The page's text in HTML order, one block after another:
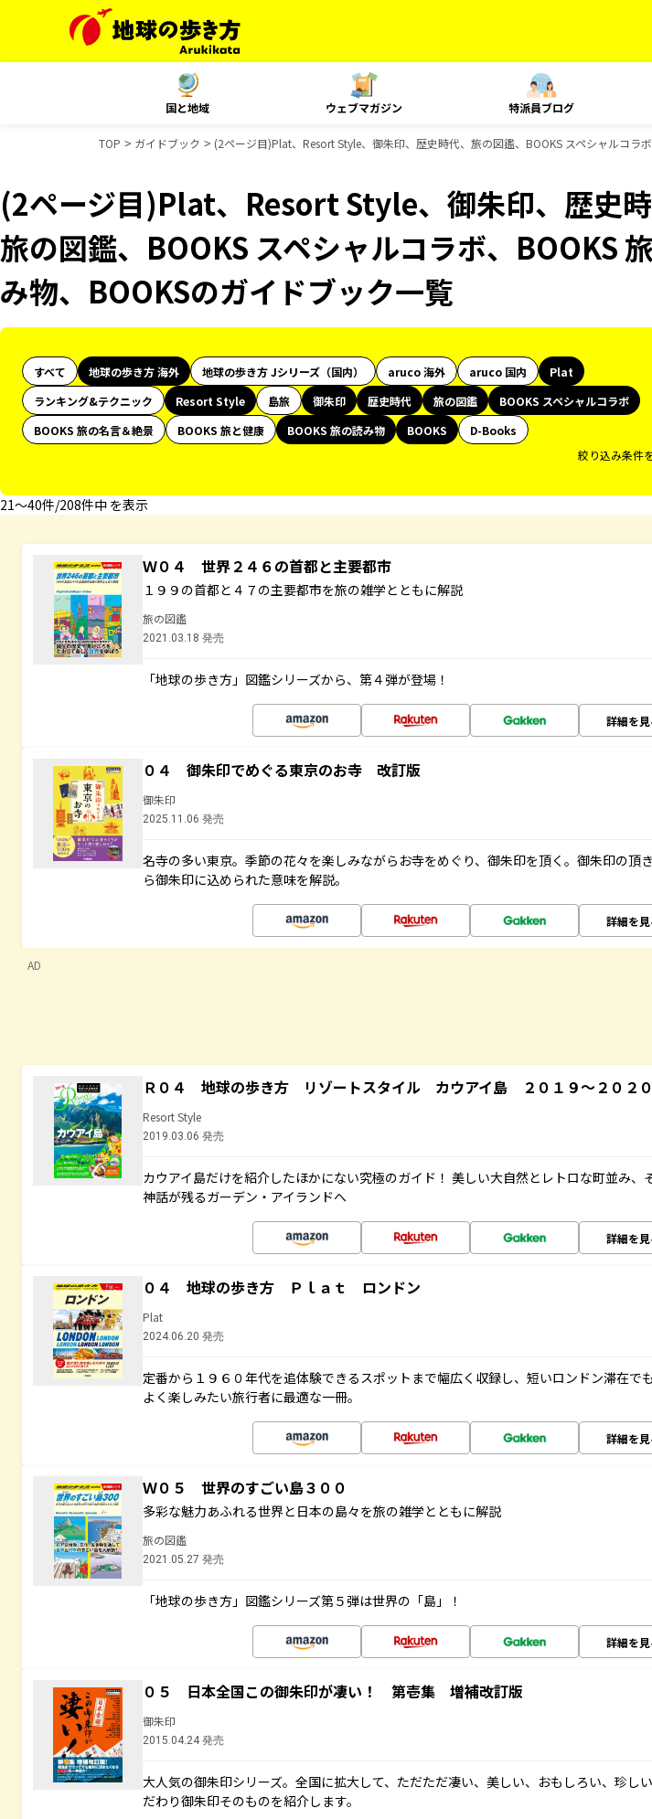
国と地域 ウェブマガジン 特派員ブログ
TOP ガイドブック (2ページ目)Plat、Resort Style、御朱印、歴史時代、旅の図鑑、BOOKS スペシャルコラ
(2ページ目)Plat、Resort Style、御朱印、歴史時
旅の図鑑、BOOKS スペシャルコラボ、BOOKS
み物、BOOKSのガイドブック一覧
すべて 地球の歩き方 海外 地球の歩き方 Jシリーズ（国内） aruco 海外 aruco 国内
Plat
ランキング&テクニック
Resort Style 島旅 御朱印 歴史時代 旅の図鑑
BOOKS スペシャルコラボ
BOOKS 旅の名言＆絶景
BOOKS 旅と健康 BOOKS 旅の読み物 BOOKS
D-Books
絞り込み条件
21〜40件/208件中 を表示
Ｗ０４ 世界２４６の首都と主要都市
１９９の首都と４７の主要都市を旅の雑学とともに解説
旅の図鑑
2021.03.18 発売
「地球の歩き方」図鑑シリーズから、第４弾が登場！
詳細を見
０４ 御朱印でめぐる東京のお寺 改訂版
御朱印
2025.11.06 発売
名寺の多い東京。季節の花々を楽しみながらお寺をめぐり、御朱印を頂く。御朱印の頂
ら御朱印に込められた意味を解説。
詳細を見
AD
Ｒ０４ 地球の歩き方 リゾートスタイル カウアイ島 ２０１９～２０２０
Resort Style
2019.03.06 発売
カウアイ島だけを紹介したほかにない究極のガイド！ 美しい大自然とレトロな町並み、
神話が残るガーデン・アイランドへ
詳細を見
０４ 地球の歩き方 Ｐｌａｔ ロンドン
Plat
2024.06.20 発売
定番から１９６０年代を追体験できるスポットまで幅広く収録し、短いロンドン滞在で
よく楽しみたい旅行者に最適な一冊。
詳細を見
Ｗ０５ 世界のすごい島３００
多彩な魅力あふれる世界と日本の島々を旅の雑学とともに解説
旅の図鑑
2021.05.27 発売
「地球の歩き方」図鑑シリーズ第５弾は世界の「島」！
詳細を見
０５ 日本全国この御朱印が凄い！ 第壱集 増補改訂版
御朱印
2015.04.24 発売
大人気の御朱印シリーズ。全国に拡大して、ただただ凄い、美しい、おもしろい、珍し
だわり御朱印そのものを紹介します。